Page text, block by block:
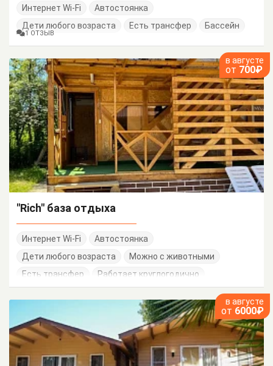
Интернет Wi-Fi
Автостоянка
Дети любого возраста
Есть трансфер Бассейн
1 ОТЗЫВ
в августе
от 700₽
"Rich" база отдыха
Интернет Wi-Fi
Автостоянка
Дети любого возраста
Можно с животными
Есть трансфер
Работает круглогодично
в августе
от 6000₽